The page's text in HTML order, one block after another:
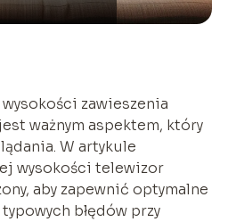
zawieszenia
ważnym aspektem, który
W artykule
wysokości telewizor
aby zapewnić optymalne
błędów przy